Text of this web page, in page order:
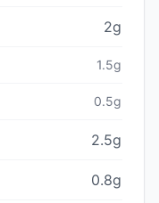
2g
1.5g
0.5g
2.5g
0.8g